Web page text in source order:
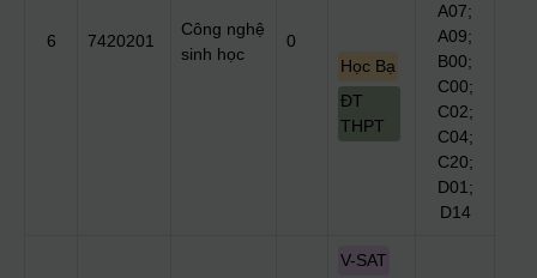
6 7420201
Công nghệ
sinh học
0
Học Bạ
ĐT
THPT
A07;
A09;
B00;
C00;
C02;
C04;
C20;
D01;
D14
V-SAT